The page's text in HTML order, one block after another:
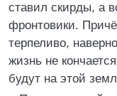
ставил скирды, а
фронтовики.
терпеливо,
жизнь не
будут на этой